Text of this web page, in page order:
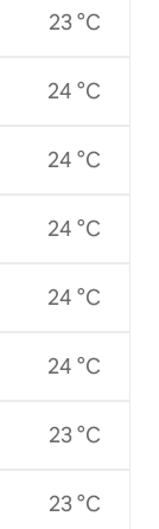
23 °C
24 °C
24 °C
24 °C
24 °C
24 °C
23 °C
23 °C